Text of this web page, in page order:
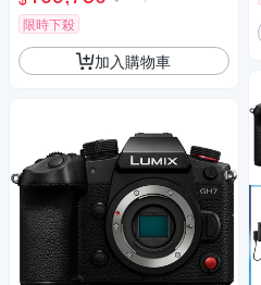
限時下殺
加入購物車